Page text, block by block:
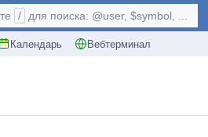
Календарь Вебтерминал
/ для поиска: @user, $symbol, ...